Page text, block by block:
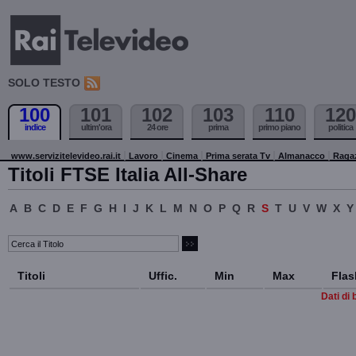
SOLO TESTO
100
indice
101
ultim'ora
102
24 ore
103
prima
110
primo piano
120
politica
www.servizitelevideo.rai.it Lavoro Cinema Prima serata Tv Almanacco
Titoli FTSE Italia All-Share
A B C D E F G H I J K L M N O P Q R S T U V W X Y
Titoli Uffic. Min Max
Dati di